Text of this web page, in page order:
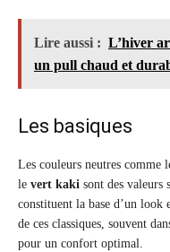
Lire aussi : L’hiver
un pull chaud et
Les basiques
Les couleurs neutres comme
le vert kaki sont des valeurs
constituent la base d’un look
de ces classiques, souvent
pour un confort optimal.